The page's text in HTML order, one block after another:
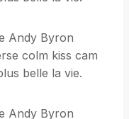
Andy Byron
colm kiss cam
belle la vie.
Andy Byron